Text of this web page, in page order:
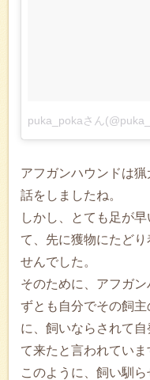
puka_pokaさん
アフガンハウンドは
話をしましたね。
しかし、とても足が
て、先に獲物にたど
せんでした。
そのために、アフガ
ずとも自分でその飼
に、飼いならされて
て来たと言われていま
このように、飼い馴ら